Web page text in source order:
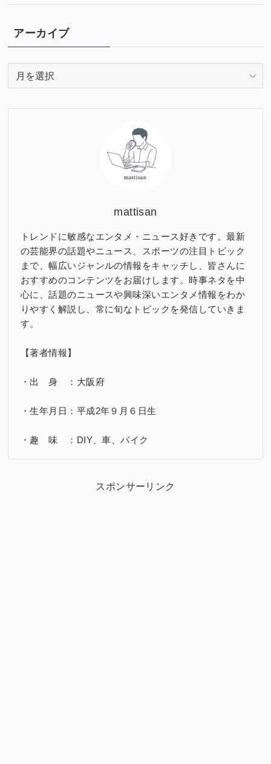
アーカイブ
mattisan
トレンドに敏感なエンタメ・ニュース好きです。最新
の芸能界の話題やニュース、スポーツの注目トピック
まで、幅広いジャンルの情報をキャッチし、皆さんに
おすすめのコンテンツをお届けします。時事ネタを中
心に、話題のニュースや興味深いエンタメ情報をわか
りやすく解説し、常に旬なトピックを発信していきま
す。
【著者情報】
・出 身 ：大阪府
・生年月日：平成2年９月６日生
・趣 味 ：DIY、車、バイク
スポンサーリンク